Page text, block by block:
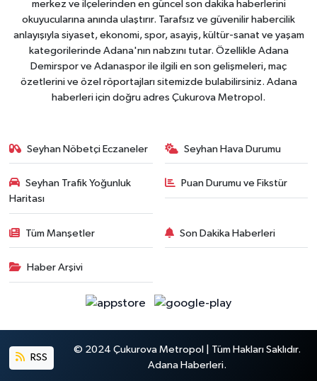
merkez ve ilçelerinden en güncel son dakika haberlerini
okuyucularına anında ulaştırır. Tarafsız ve güvenilir habercilik
anlayışıyla siyaset, ekonomi, spor, asayiş, kültür-sanat ve yaşam
kategorilerinde Adana'nın nabzını tutar. Özellikle Adana
Demirspor ve Adanaspor ile ilgili en son gelişmeleri, maç
özetlerini ve özel röportajları sitemizde bulabilirsiniz. Adana
haberleri için doğru adres Çukurova Metropol.
Seyhan Nöbetçi Eczaneler Seyhan Hava Durumu
Seyhan Trafik Yoğunluk
Haritası
Puan Durumu ve Fikstür
Tüm Manşetler Son Dakika Haberleri
Haber Arşivi
RSS
© 2024 Çukurova Metropol | Tüm Hakları Saklıdır.
Adana Haberleri.